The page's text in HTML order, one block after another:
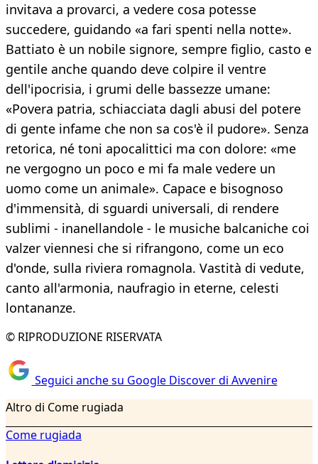
invitava a provarci, a vedere cosa potesse
succedere, guidando «a fari spenti nella notte».
Battiato è un nobile signore, sempre figlio, casto e
gentile anche quando deve colpire il ventre
dell'ipocrisia, i grumi delle bassezze umane:
«Povera patria, schiacciata dagli abusi del potere
di gente infame che non sa cos'è il pudore». Senza
retorica, né toni apocalittici ma con dolore: «me
ne vergogno un poco e mi fa male vedere un
uomo come un animale». Capace e bisognoso
d'immensità, di sguardi universali, di rendere
sublimi - inanellandole - le musiche balcaniche coi
valzer viennesi che si rifrangono, come un eco
d'onde, sulla riviera romagnola. Vastità di vedute,
canto all'armonia, naufragio in eterne, celesti
lontananze.
© RIPRODUZIONE RISERVATA
Seguici anche su Google Discover di Avvenire
Altro di Come rugiada
Come rugiada